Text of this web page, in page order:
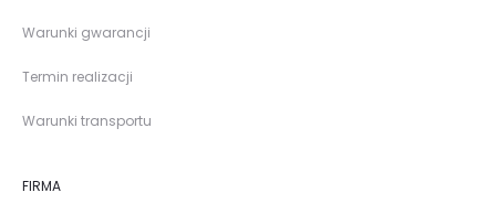
Warunki gwarancji
Termin realizacji
Warunki transportu
FIRMA